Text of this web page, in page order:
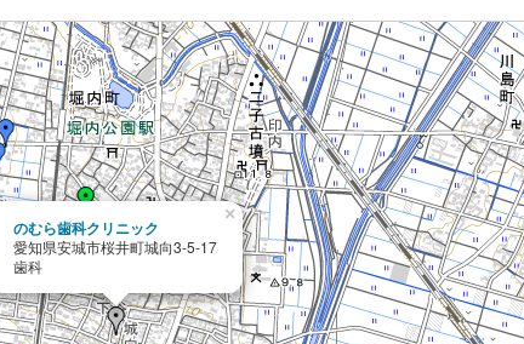
のむら歯科クリニック
愛知県安城市桜井町城向3-5-17
歯科
×